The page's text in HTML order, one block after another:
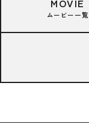
MOVIE
ムービー一覧